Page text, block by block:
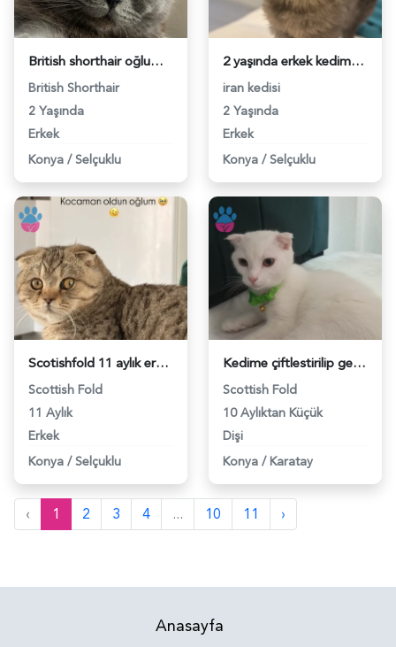
British shorthair oğluma eş arıyoruz - 118982760
British Shorthair
2 Yaşında
Erkek
Konya / Selçuklu
2 yaşında erkek kedime acil eş arıyoruz - 118982714
iran kedisi
2 Yaşında
Erkek
Konya / Selçuklu
Scotishfold 11 aylık erkek kızgın - 118982589
Scottish Fold
11 Aylık
Erkek
Konya / Selçuklu
Kedime çiftlestirilip geri verebileceğim bi erkek kedi arıyorum - 118982446
Scottish Fold
10 Aylıktan Küçük
Dişi
Konya / Karatay
‹ 1 2 3 4 ... 10 11 ›
Anasayfa